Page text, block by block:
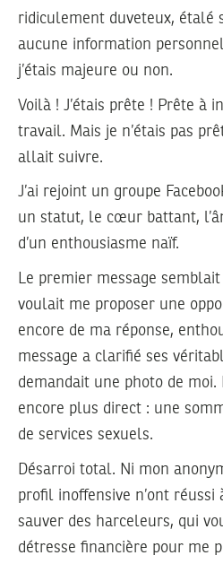
ridiculement duveteux, étalé
aucune information
j’étais majeure ou non.
Voilà ! J’étais prête ! Prête à
travail. Mais je n’étais pas
allait suivre.
J’ai rejoint un groupe
un statut, le cœur battant,
d’un enthousiasme naïf.
Le premier message
voulait me proposer une
encore de ma réponse,
message a clarifié ses
demandait une photo de
encore plus direct : une
de services sexuels.
Désarroi total. Ni mon
profil inoffensive n’ont réussi
sauver des harceleurs, qui
détresse financière pour me